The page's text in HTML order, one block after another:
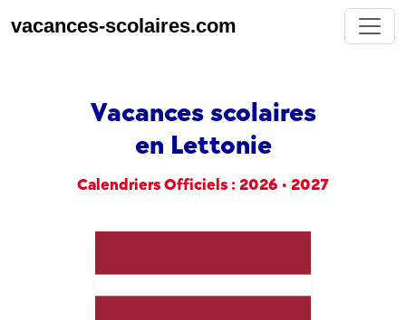
vacances-scolaires.com
Vacances scolaires
en Lettonie
Calendriers Officiels : 2026 • 2027